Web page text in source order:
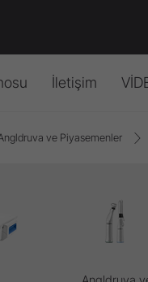
Sterilizasyon, Hijyen &
Geri
İletişim
İletişim formu
ve Piyasemenler